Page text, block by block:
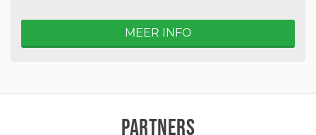
MEER INFO
PARTNERS